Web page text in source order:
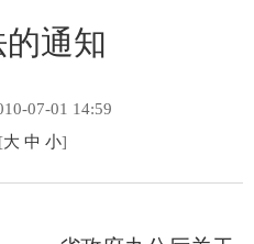
通知
07-01 14:59
大 中 小]